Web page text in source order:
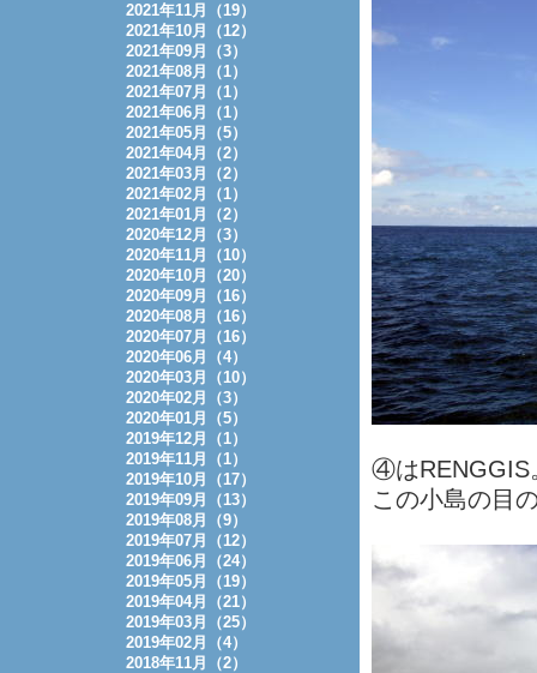
④はRENGGIS
この小島の目
2021年11月（19）
2021年10月（12）
2021年09月（3）
2021年08月（1）
2021年07月（1）
2021年06月（1）
2021年05月（5）
2021年04月（2）
2021年03月（2）
2021年02月（1）
2021年01月（2）
2020年12月（3）
2020年11月（10）
2020年10月（20）
2020年09月（16）
2020年08月（16）
2020年07月（16）
2020年06月（4）
2020年03月（10）
2020年02月（3）
2020年01月（5）
2019年12月（1）
2019年11月（1）
2019年10月（17）
2019年09月（13）
2019年08月（9）
2019年07月（12）
2019年06月（24）
2019年05月（19）
2019年04月（21）
2019年03月（25）
2019年02月（4）
2018年11月（2）